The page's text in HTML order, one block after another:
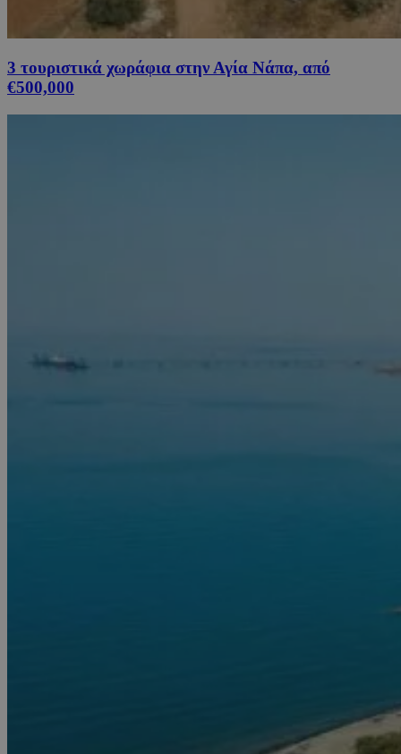
3 τουριστικά χωράφια στην Αγία Νάπα, από
€500,000